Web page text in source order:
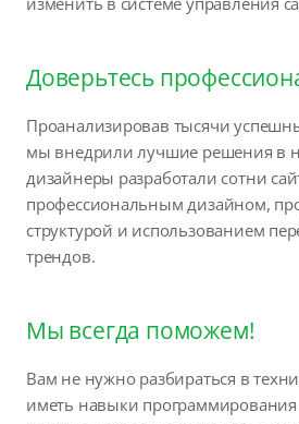
Доверьтесь
Проанализировав тысячи
мы внедрили лучшие решения в
дизайнеры разработали сотни
профессиональным дизайном,
структурой и использованием
трендов.
Мы всегда поможем!
Вам не нужно разбираться в
иметь навыки